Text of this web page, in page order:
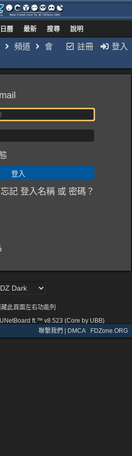
日曆 最新 搜尋 說明
註冊 登入
頻道
會
忘記 登入名稱 或 密碼？
此頁面左右功能列
ft.™ v8.523 (Core by UBB)
聯繫我們 | DMCA· FDZone.ORG